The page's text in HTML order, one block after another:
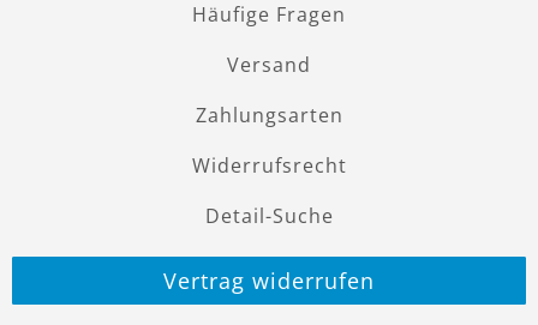
Häufige Fragen
Versand
Zahlungsarten
Widerrufsrecht
Detail-Suche
Vertrag widerrufen